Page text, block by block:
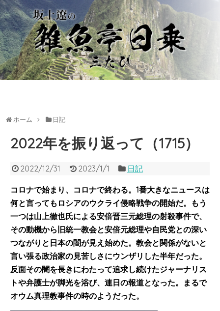
ホーム 日記
2022年を振り返って（1715）
2022/12/31 2023/1/1 日記
コロナで始まり、コロナで終わる。1番大きなニュースは
何と言ってもロシアのウクライ侵略戦争の開始だ。もう
一つは山上徹也氏による安倍晋三元総理の射殺事件で、
その動機から旧統一教会と安倍元総理や自民党との深い
つながりと日本の闇が見え始めた。教会と関係がないと
言い張る政治家の見苦しさにウンザリした半年だった。
反面その闇を長きにわたって追求し続けたジャーナリス
トや弁護士が脚光を浴び、連日の報道となった。まるで
オウム真理教事件の時のようだった。